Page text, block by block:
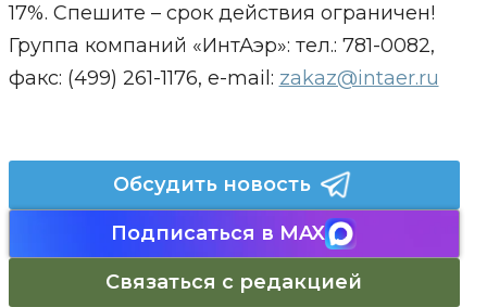
17%. Спешите – срок действия ограничен!
Группа компаний «ИнтАэр»: тел.: 781-0082,
факс: (499) 261-1176, e-mail: zakaz@intaer.ru
Обсудить новость
Подписаться в MAX
Связаться с редакцией